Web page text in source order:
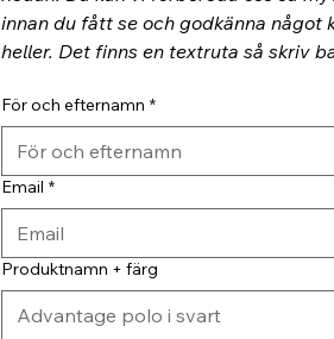
innan du fått se och godkänna
heller. Det finns en textruta så skriv
För och efternamn *
Email *
Produktnamn + färg